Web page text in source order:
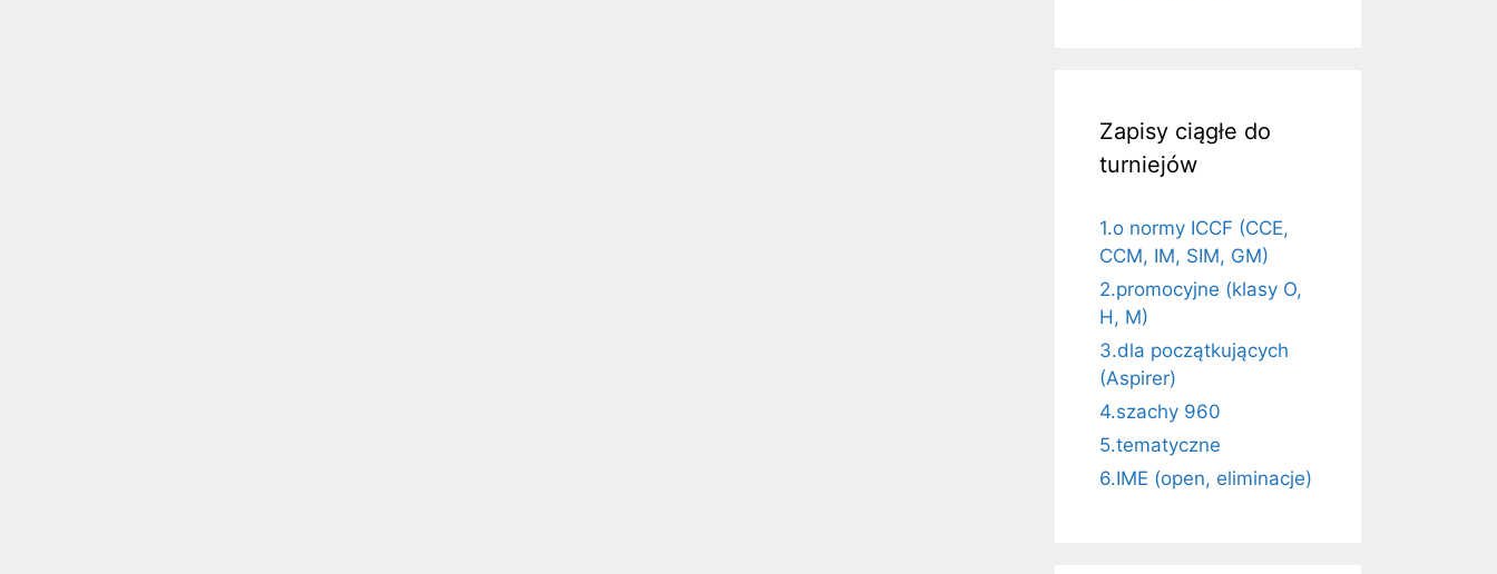
Zapisy ciągłe do
turniejów
1.o normy ICCF (CCE,
CCM, IM, SIM, GM)
2.promocyjne (klasy O,
H, M)
3.dla początkujących
(Aspirer)
4.szachy 960
5.tematyczne
6.IME (open, eliminacje)